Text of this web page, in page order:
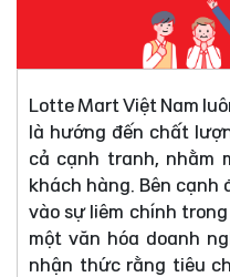
Lotte Mart Việt Nam
là hướng đến chất
cả cạnh tranh, nhằm
khách hàng. Bên
vào sự liêm chính
một văn hóa doanh
nhận thức rằng tiêu